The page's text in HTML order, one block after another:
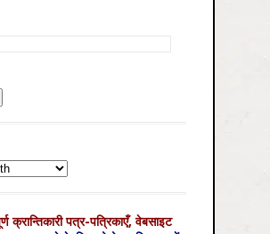
क्रान्तिकारी पत्र-पत्रिकाएँ, वेबसाइट